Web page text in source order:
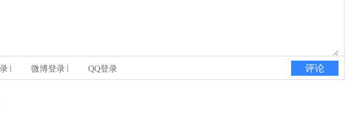
评论
微博登录 QQ登录